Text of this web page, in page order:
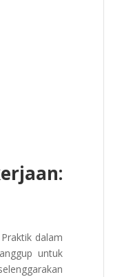
dalam
untuk